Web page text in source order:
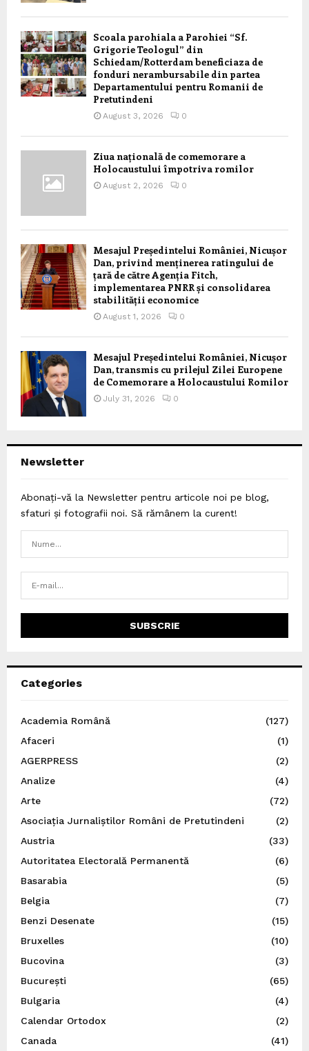
Scoala parohiala a Parohiei “Sf.
Grigorie Teologul” din
Schiedam/Rotterdam beneficiaza de
fonduri nerambursabile din partea
Departamentului pentru Romanii de
Pretutindeni
August 3, 2026 0
Ziua națională de comemorare a
Holocaustului împotriva romilor
August 2, 2026 0
Mesajul Președintelui României, Nicușor
Dan, privind menținerea ratingului de
țară de către Agenția Fitch,
implementarea PNRR și consolidarea
stabilității economice
August 1, 2026 0
Mesajul Președintelui României, Nicușor
Dan, transmis cu prilejul Zilei Europene
de Comemorare a Holocaustului Romilor
July 31, 2026 0
Newsletter
Abonați-vă la Newsletter pentru articole noi pe blog,
sfaturi și fotografii noi. Să rămânem la curent!
Categories
Academia Română
(127)
Afaceri
(1)
AGERPRESS
(2)
Analize
(4)
Arte
(72)
Asociația Jurnaliștilor Români de Pretutindeni
(2)
Austria
(33)
Autoritatea Electorală Permanentă
(6)
Basarabia
(5)
Belgia
(7)
Benzi Desenate
(15)
Bruxelles
(10)
Bucovina
(3)
București
(65)
Bulgaria
(4)
Calendar Ortodox
(2)
Canada
(41)